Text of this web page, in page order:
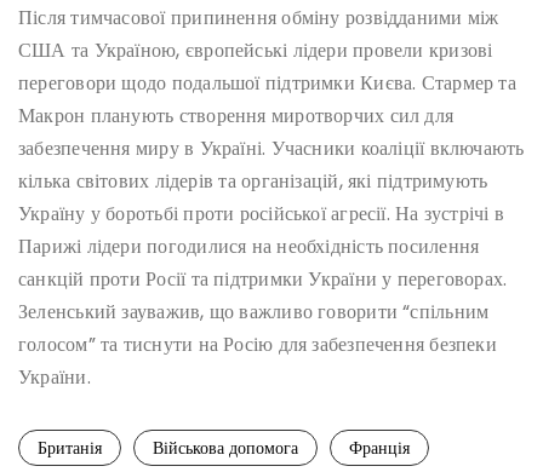
Після тимчасової припинення обміну розвідданими між
США та Україною, європейські лідери провели кризові
переговори щодо подальшої підтримки Києва. Стармер та
Макрон планують створення миротворчих сил для
забезпечення миру в Україні. Учасники коаліції включають
кілька світових лідерів та організацій, які підтримують
Україну у боротьбі проти російської агресії. На зустрічі в
Парижі лідери погодилися на необхідність посилення
санкцій проти Росії та підтримки України у переговорах.
Зеленський зауважив, що важливо говорити “спільним
голосом” та тиснути на Росію для забезпечення безпеки
України.
Британія Військова допомога Франція